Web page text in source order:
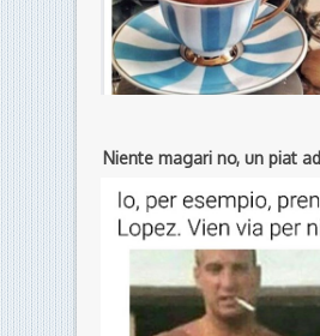
Niente magari no, un piat